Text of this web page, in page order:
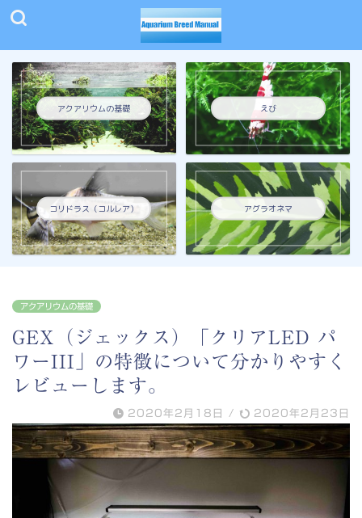
アクアリウムの基礎 えび
コリドラス（コルレア） アグラオネマ
アクアリウムの基礎
GEX（ジェックス）「クリアLED パ
ワーIII」の特徴について分かりやすく
レビューします。
2020年2月18日 / 2020年2月23日